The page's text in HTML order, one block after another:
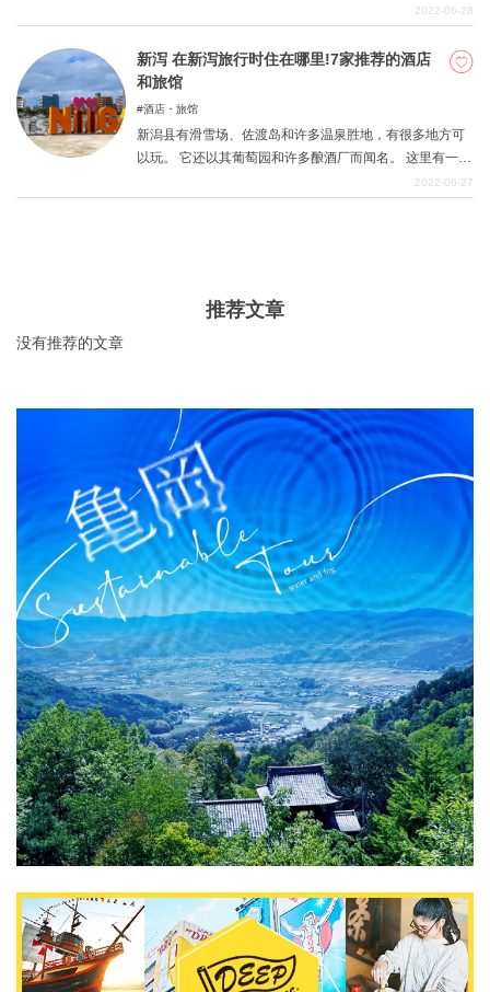
那里一年四季都有新的东西可以发现，有一些酒店和旅馆
2022-06-28
新泻 在新泻旅行时住在哪里!7家推荐的酒店
和旅馆
酒店・旅馆
新潟县有滑雪场、佐渡岛和许多温泉胜地，有很多地方可
以玩。 它还以其葡萄园和许多酿酒厂而闻名。 这里有一些
推荐的新泻县的酒店和旅馆，你可以在那里度过一段轻松
2022-06-27
推荐文章
没有推荐的文章